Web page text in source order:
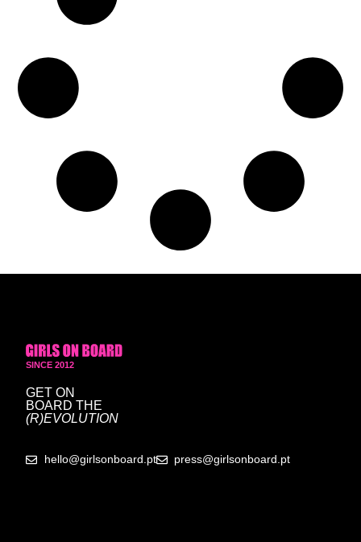
SINCE 2012
GET ON
BOARD THE
(R)EVOLUTION
hello@girlsonboard.pt press@girlsonboard.pt